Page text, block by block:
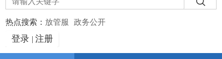
热点搜索： 放管服 政务公开
登录 注册